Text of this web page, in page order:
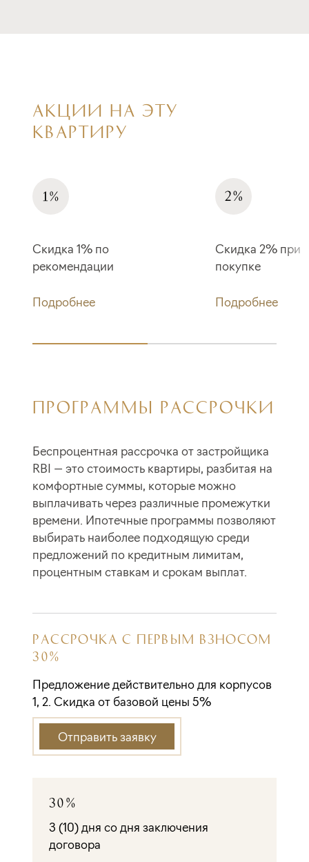
АКЦИИ НА ЭТУ
КВАРТИРУ
Скидка 1% по
рекомендации
Подробнее
Скидка 2% при
покупке
Подробнее
ПРОГРАММЫ РАССРОЧКИ
Беспроцентная рассрочка от застройщика
RBI — это стоимость квартиры, разбитая на
комфортные суммы, которые можно
выплачивать через различные промежутки
времени. Ипотечные программы позволяют
выбирать наиболее подходящую среди
предложений по кредитным лимитам,
процентным ставкам и срокам выплат.
РАССРОЧКА С ПЕРВЫМ ВЗНОСОМ
30%
Предложение действительно для корпусов
1, 2. Скидка от базовой цены 5%
Отправить заявку
30%
3 (10) дня со дня заключения
договора